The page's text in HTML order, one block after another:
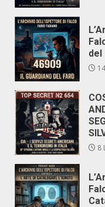
del
8